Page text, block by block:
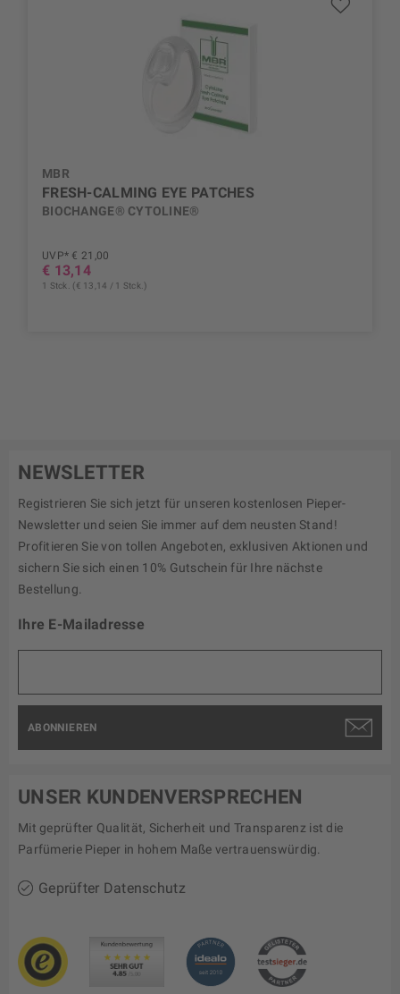
MBR
FRESH-CALMING EYE PATCHES
BIOCHANGE® CYTOLINE®
UVP* € 21,00
€ 13,14
1 Stck. (€ 13,14 / 1 Stck.)
NEWSLETTER
Registrieren Sie sich jetzt für unseren kostenlosen Pieper-
Newsletter und seien Sie immer auf dem neusten Stand!
Profitieren Sie von tollen Angeboten, exklusiven Aktionen und
sichern Sie sich einen 10% Gutschein für Ihre nächste
Bestellung.
Ihre E-Mailadresse
ABONNIEREN
UNSER KUNDENVERSPRECHEN
Mit geprüfter Qualität, Sicherheit und Transparenz ist die
Parfümerie Pieper in hohem Maße vertrauenswürdig.
Geprüfter Datenschutz